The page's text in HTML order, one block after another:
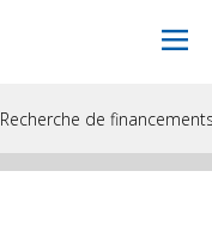
Recherche de